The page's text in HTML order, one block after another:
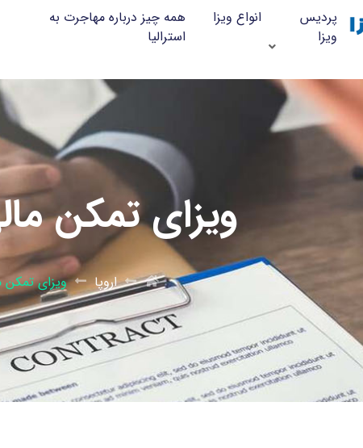
پردیس
ویزا
انواع ویزا
همه چیز درباره مهاجرت به
استرالیا
ویزای تمکن
اروپا ویزای تمکن